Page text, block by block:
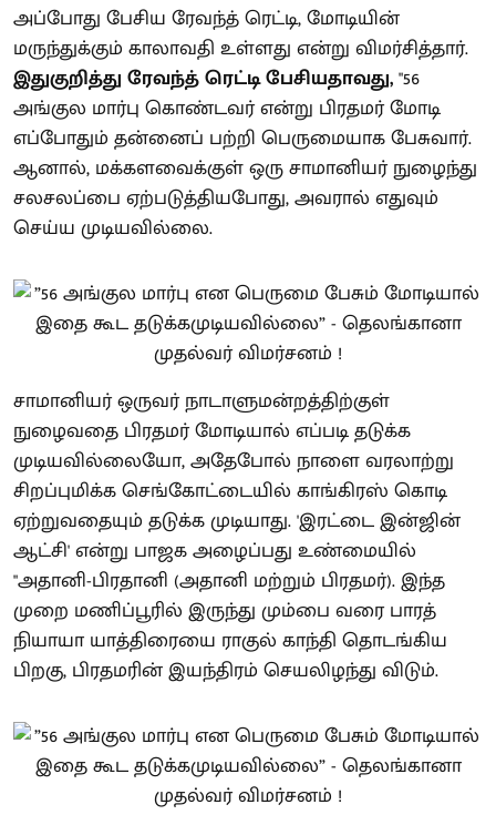
அப்போது பேசிய ரேவந்த் ரெட்டி, மோடியின்
மருந்துக்கும் காலாவதி உள்ளது என்று விமர்சித்தார்.
இதுகுறித்து ரேவந்த் ரெட்டி பேசியதாவது,"56
அங்குல மார்பு கொண்டவர் என்று பிரதமர் மோடி
எப்போதும் தன்னைப் பற்றி பெருமையாக பேசுவார்.
ஆனால், மக்களவைக்குள் ஒரு சாமானியர் நுழைந்து
சலசலப்பை ஏற்படுத்தியபோது, அவரால் எதுவும்
செய்ய முடியவில்லை.
சாமானியர் ஒருவர் நாடாளுமன்றத்திற்குள்
நுழைவதை பிரதமர் மோடியால் எப்படி தடுக்க
முடியவில்லையோ, அதேபோல் நாளை வரலாற்று
சிறப்புமிக்க செங்கோட்டையில் காங்கிரஸ் கொடி
ஏற்றுவதையும் தடுக்க முடியாது. 'இரட்டை இன்ஜின்
ஆட்சி' என்று பாஜக அழைப்பது உண்மையில்
"அதானி-பிரதானி (அதானி மற்றும் பிரதமர்). இந்த
முறை மணிப்பூரில் இருந்து மும்பை வரை பாரத்
நியாயா யாத்திரையை ராகுல் காந்தி தொடங்கிய
பிறகு, பிரதமரின் இயந்திரம் செயலிழந்து விடும்.